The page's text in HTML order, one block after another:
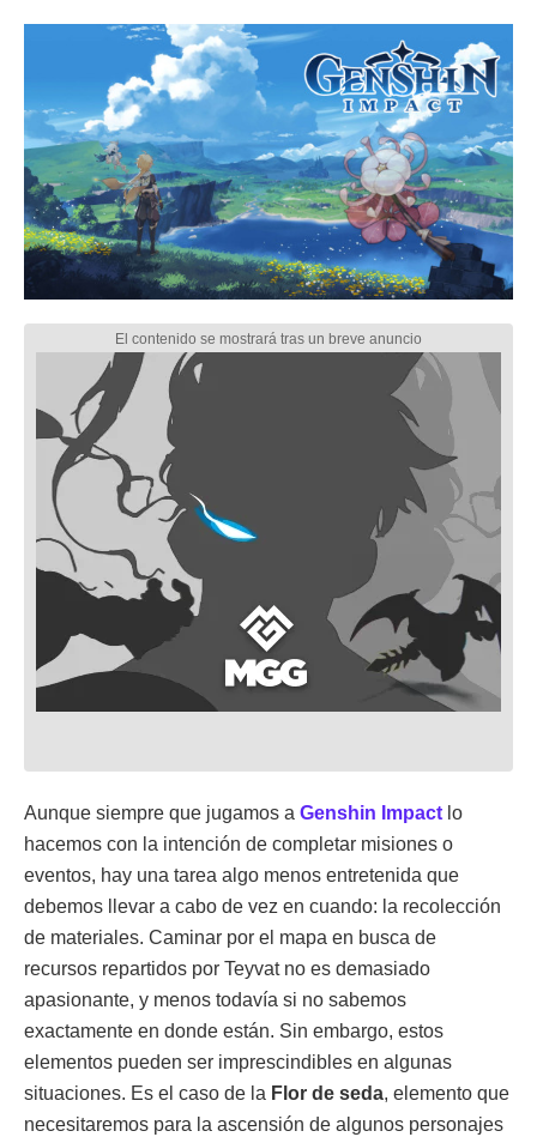
Aunque siempre que jugamos a Genshin Impact lo
hacemos con la intención de completar misiones o
eventos, hay una tarea algo menos entretenida que
debemos llevar a cabo de vez en cuando: la recolección
de materiales. Caminar por el mapa en busca de
recursos repartidos por Teyvat no es demasiado
apasionante, y menos todavía si no sabemos
exactamente en donde están. Sin embargo, estos
elementos pueden ser imprescindibles en algunas
situaciones. Es el caso de la Flor de seda, elemento que
necesitaremos para la ascensión de algunos personajes